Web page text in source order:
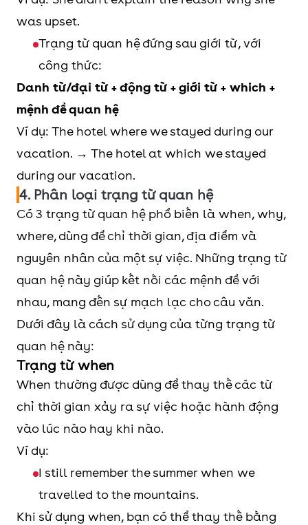
was upset.
Trạng từ quan hệ đứng sau giới từ, với
công thức:
Danh từ/đại từ + động từ + giới từ + which +
mệnh đề quan hệ
Ví dụ: The hotel where we stayed during our
vacation. → The hotel at which we stayed
during our vacation.
4. Phân loại trạng từ quan hệ
Có 3 trạng từ quan hệ phổ biến là when, why,
where, dùng để chỉ thời gian, địa điểm và
nguyên nhân của một sự việc. Những trạng từ
quan hệ này giúp kết nối các mệnh đề với
nhau, mang đến sự mạch lạc cho câu văn.
Dưới đây là cách sử dụng của từng trạng từ
quan hệ này:
Trạng từ when
When thường được dùng để thay thế các từ
chỉ thời gian xảy ra sự việc hoặc hành động
vào lúc nào hay khi nào.
Ví dụ:
I still remember the summer when we
travelled to the mountains.
Khi sử dụng when, bạn có thể thay thế bằng